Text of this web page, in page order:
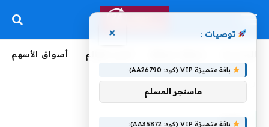
أخبار العالم أسواق الأسهم
حلمه
توصيات : ×
باقة متميزة VIP (كود: AA26790):
ماسنجر المسلم
باقة متميزة VIP (كود: AA35872):